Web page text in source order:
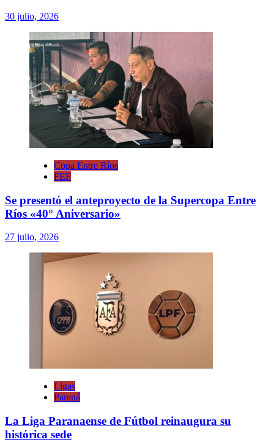
30 julio, 2026
Copa Entre Ríos
FEF
Se presentó el anteproyecto de la Supercopa Entre
Ríos «40° Aniversario»
27 julio, 2026
Ligas
Paraná
La Liga Paranaense de Fútbol reinaugura su
histórica sede